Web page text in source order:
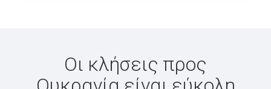
Οι κλήσεις προς